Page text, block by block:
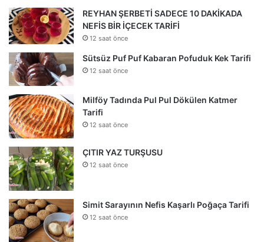
REYHAN ŞERBETİ SADECE 10 DAKİKADA
NEFİS BİR İÇECEK TARİFİ
12 saat önce
Sütsüz Puf Puf Kabaran Pofuduk Kek Tarifi
12 saat önce
Milföy Tadında Pul Pul Dökülen Katmer
Tarifi
12 saat önce
ÇITIR YAZ TURŞUSU
12 saat önce
Simit Sarayının Nefis Kaşarlı Poğaça Tarifi
12 saat önce